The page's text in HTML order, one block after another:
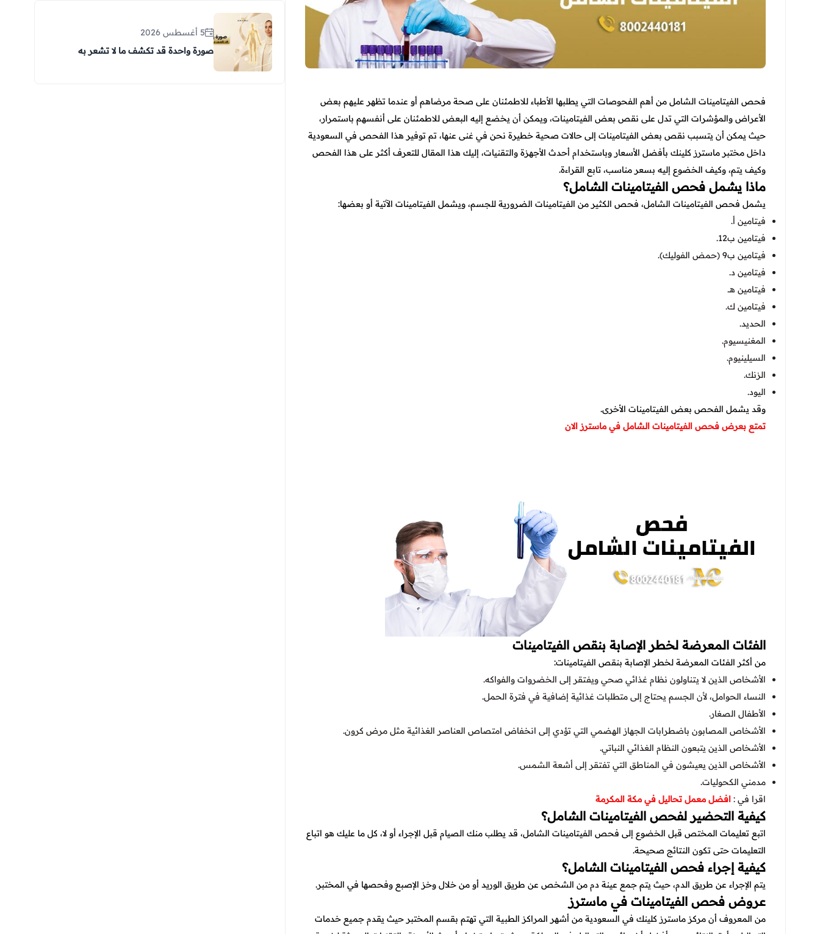
فحص الفيتامينات الشامل من أهم الفحوصات التي يطلبها الأطباء للاطمئنان على صحة مرضاهم أو عندما تظهر عليهم بعض
الأعراض والمؤشرات التي تدل على نقص بعض الفيتامينات، ويمكن أن يخضع إليه البعض للاطمئنان على أنفسهم باستمرار،
حيث يمكن أن يتسبب نقص بعض الفيتامينات إلى حالات صحية خطيرة نحن في غنى عنها، تم توفير هذا الفحص في السعودية
داخل مختبر ماسترز كلينك بأفضل الأسعار وباستخدام أحدث الأجهزة والتقنيات، إليك هذا المقال للتعرف أكثر على هذا الفحص
وكيف يتم، وكيف الخضوع إليه بسعر مناسب، تابع القراءة.
ماذا يشمل فحص الفيتامينات الشامل؟
يشمل فحص الفيتامينات الشامل، فحص الكثير من الفيتامينات الضرورية للجسم، ويشمل الفيتامينات الآتية أو بعضها:
فيتامين أ.
فيتامين ب12.
فيتامين ب9 (حمض الفوليك).
فيتامين د.
فيتامين هـ.
فيتامين ك.
الحديد.
المغنيسيوم.
السيلينيوم.
الزنك.
اليود.
وقد يشمل الفحص بعض الفيتامينات الأخرى.
تمتع بعرض فحص الفيتامينات الشامل في ماسترز الان
الفئات المعرضة لخطر الإصابة بنقص الفيتامينات
من أكثر الفئات المعرضة لخطر الإصابة بنقص الفيتامينات:
الأشخاص الذين لا يتناولون نظام غذائي صحي ويفتقر إلى الخضروات والفواكه.
النساء الحوامل، لأن الجسم يحتاج إلى متطلبات غذائية إضافية في فترة الحمل.
الأطفال الصغار.
الأشخاص المصابون باضطرابات الجهاز الهضمي التي تؤدي إلى انخفاض امتصاص العناصر الغذائية مثل مرض كرون.
الأشخاص الذين يتبعون النظام الغذائي النباتي.
الأشخاص الذين يعيشون في المناطق التي تفتقر إلى أشعة الشمس.
مدمني الكحوليات.
اقرا في : افضل معمل تحاليل في مكة المكرمة
كيفية التحضير لفحص الفيتامينات الشامل؟
اتبع تعليمات المختص قبل الخضوع إلى فحص الفيتامينات الشامل، قد يطلب منك الصيام قبل الإجراء أو لا، كل ما عليك هو اتباع
التعليمات حتى تكون النتائج صحيحة.
كيفية إجراء فحص الفيتامينات الشامل؟
يتم الإجراء عن طريق الدم، حيث يتم جمع عينة دم من الشخص عن طريق الوريد أو من خلال وخز الإصبع وفحصها في المختبر.
عروض فحص الفيتامينات في ماسترز
من المعروف أن مركز ماسترز كلينك في السعودية من أشهر المراكز الطبية التي تهتم بقسم المختبر حيث يقدم جميع خدمات
5 أغسطس 2026
صورة واحدة قد تكشف ما لا تشعر به